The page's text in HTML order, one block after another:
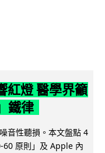
紅燈 醫學界籲
鐵律
音性聽損。本文盤點 4
60 原則」及 Apple 內